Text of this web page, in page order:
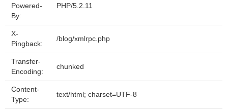
Powered-
By:
PHP/5.2.11
X-
Pingback:
/blog/xmlrpc.php
Transfer-
Encoding:
chunked
Content-
Type:
text/html; charset=UTF-8